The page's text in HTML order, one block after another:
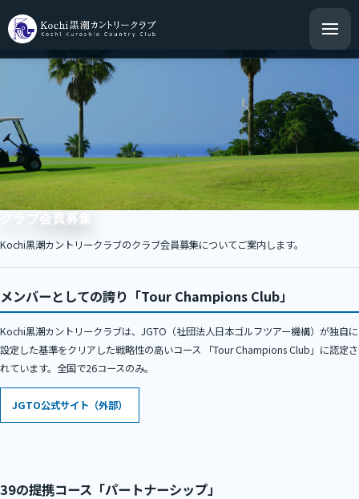
クラブ会員募集
Kochi黒潮カントリークラブのクラブ会員募集についてご案内します。
メンバーとしての誇り「Tour Champions Club」
Kochi黒潮カントリークラブは、JGTO（社団法人日本ゴルフツアー機構）が独自に
設定した基準をクリアした戦略性の高いコース 「Tour Champions Club」に認定さ
れています。全国で26コースのみ。
JGTO公式サイト（外部）
39の提携コース「パートナーシップ」